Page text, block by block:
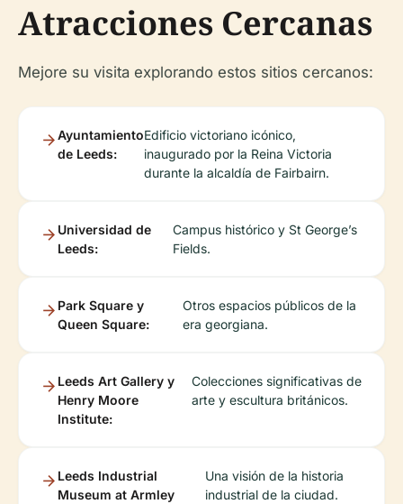
Atracciones Cercanas
Mejore su visita explorando estos sitios cercanos:
Ayuntamiento
de Leeds:
Edificio victoriano icónico,
inaugurado por la Reina Victoria
durante la alcaldía de Fairbairn.
Universidad de
Leeds:
Campus histórico y St George’s
Fields.
Park Square y
Queen Square:
Otros espacios públicos de la
era georgiana.
Leeds Art Gallery y
Henry Moore
Institute:
Colecciones significativas de
arte y escultura británicos.
Leeds Industrial
Museum at Armley
Una visión de la historia
industrial de la ciudad.